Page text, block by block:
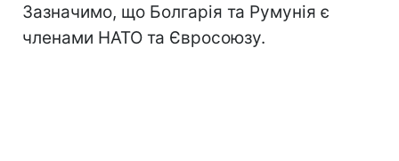
Зазначимо, що Болгарія та Румунія є
членами НАТО та Євросоюзу.